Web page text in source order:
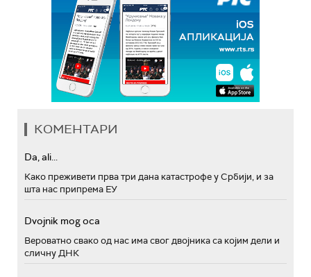
КОМЕНТАРИ
Da, ali...
Како преживети прва три дана катастрофе у Србији, и за
шта нас припрема ЕУ
Dvojnik mog oca
Вероватно свако од нас има свог двојника са којим дели и
сличну ДНК